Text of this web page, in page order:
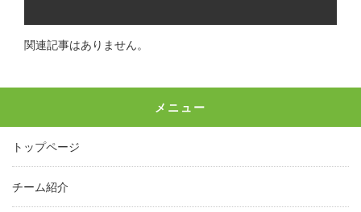
関連記事はありません。
メニュー
トップページ
チーム紹介